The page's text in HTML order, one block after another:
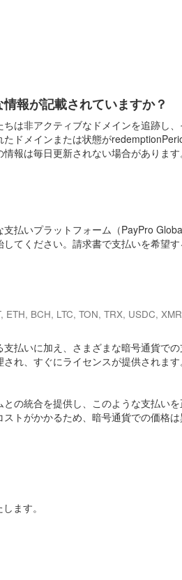
報が記載されていますか？
は非アクティブなドメインを追跡し
ドメインまたは状態が
報は毎日更新されない場合がありま
払いプラットフォーム（PayPro
てください。請求書で支払いを希望
ETH, BCH, LTC, TON, TRX, USDC,
払いに加え、さまざまな暗号通貨で
れ、すぐにライセンスが提供されま
の統合を提供し、このような支払い
トがかかるため、暗号通貨での価格
ます。